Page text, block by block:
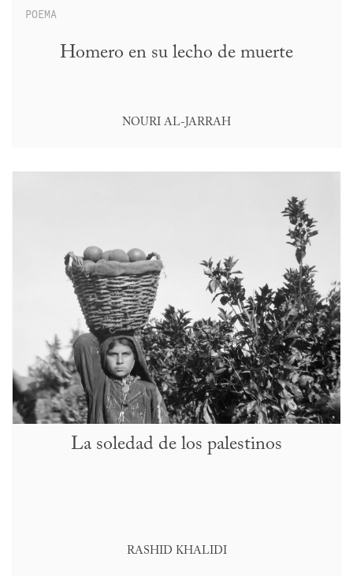
POEMA
Homero en su lecho de muerte
NOURI AL-JARRAH
La soledad de los palestinos
RASHID KHALIDI